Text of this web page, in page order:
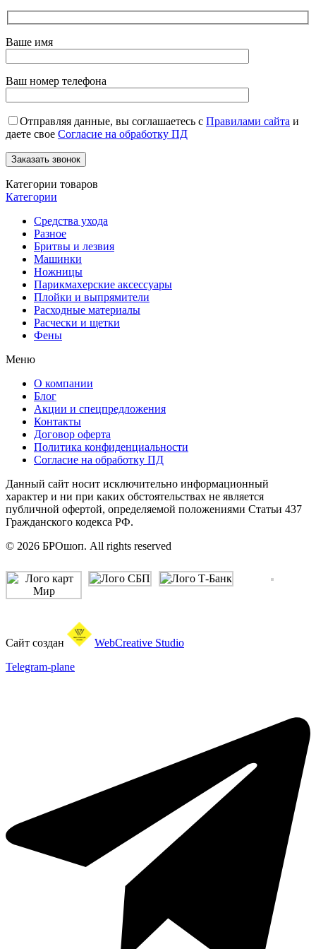
Ваше имя
Ваш номер телефона
Отправляя данные, вы соглашаетесь с Правилами сайта и
даете свое Согласие на обработку ПД
Категории товаров
Категории
Средства ухода
Разное
Бритвы и лезвия
Машинки
Ножницы
Парикмахерские аксессуары
Плойки и выпрямители
Расходные материалы
Расчески и щетки
Фены
Меню
О компании
Блог
Акции и спецпредложения
Контакты
Договор оферта
Политика конфиденциальности
Согласие на обработку ПД
Данный сайт носит исключительно информационный
характер и ни при каких обстоятельствах не является
публичной офертой, определяемой положениями Статьи 437
Гражданского кодекса РФ.
© 2026 БРОшоп. All rights reserved
Сайт создан
WebCreative Studio
Telegram-plane